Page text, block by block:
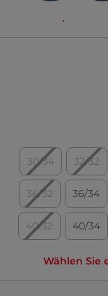
30/34 32/32
36/32 36/34
40/32 40/34
Wählen Sie